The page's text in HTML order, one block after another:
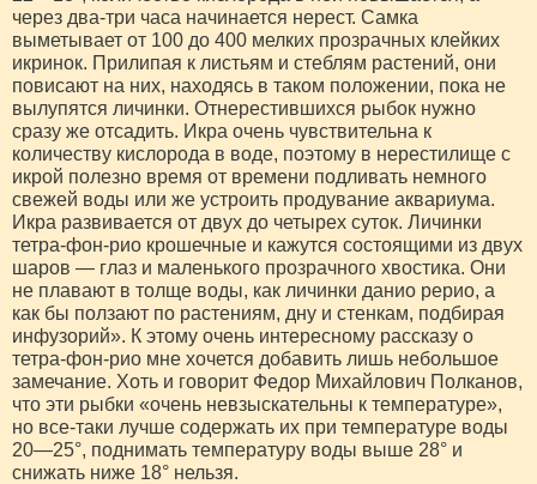
через два-три часа начинается нерест. Самка
выметывает от 100 до 400 мелких прозрачных клейких
икринок. Прилипая к листьям и стеблям растений, они
повисают на них, находясь в таком положении, пока не
вылупятся личинки. Отнерестившихся рыбок нужно
сразу же отсадить. Икра очень чувствительна к
количеству кислорода в воде, поэтому в нерестилище с
икрой полезно время от времени подливать немного
свежей воды или же устроить продувание аквариума.
Икра развивается от двух до четырех суток. Личинки
тетра-фон-рио крошечные и кажутся состоящими из двух
шаров — глаз и маленького прозрачного хвостика. Они
не плавают в толще воды, как личинки данио рерио, а
как бы ползают по растениям, дну и стенкам, подбирая
инфузорий». К этому очень интересному рассказу о
тетра-фон-рио мне хочется добавить лишь небольшое
замечание. Хоть и говорит Федор Михайлович Полканов,
что эти рыбки «очень невзыскательны к температуре»,
но все-таки лучше содержать их при температуре воды
20—25°, поднимать температуру воды выше 28° и
снижать ниже 18° нельзя.